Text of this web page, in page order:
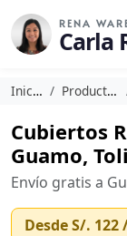
RENA
Carla
Inicio Productos
Cubiertos
Guamo,
Envío gratis a
DesdeS/. 122